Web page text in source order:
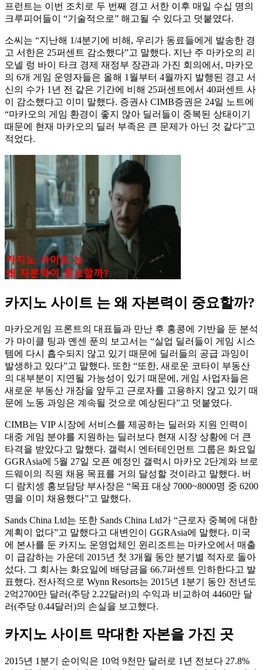
프런트는 이번 조치로 두 번째 경고 서한 이후 매일 수십 명의
크루피어들이 “기술적으로” 해고될 수 있다고 덧붙였다.
소씨는 “지난해 1/4분기에 비해, 우리가 동료들에게 발송한 경
고 서한은 25퍼센트 감소했다”고 말했다. 지난 주 마카오의 리
오넬 렁 바이 타크 경제 재정부 장관과 가진 회의에서, 마카오
의 6개 게임 운영자들은 올해 1월부터 4월까지 발행된 경고 서
신의 수가 1년 전 같은 기간에 비해 25퍼센트에서 40퍼센트 사
이 감소했다고 이미 말했다. 증권사 CIMB증권은 24일 노트에
“마카오의 게임 환경이 좋지 않아 딜러들이 중복된 상태이기
때문에 현재 마카오의 딜러 부족은 큰 문제가 아닌 것 같다”고
적었다.
카지노 사이트 는 왜 자본력이 중요할까?
마카오게임 프론트의 대표들과 만난 후 홍콩에 기반을 둔 분석
가 마이클 팅과 옌센 푼의 보고서는 “실업 딜러들이 게임 시스
템에 다시 흡수되지 않고 있기 때문에 딜러들의 공급 과잉이
발생하고 있다”고 말했다. 또한 “또한, 새로운 코타이 부동산
의 대부분이 지연될 가능성이 있기 때문에, 게임 사업자들은
새로운 부동산 개장을 앞두고 근로자를 고용하지 않고 있기 때
문에 노동 과잉은 계속될 것으로 예상된다”고 덧붙였다.
CIMB는 VIP 시장에 서비스를 제공하는 딜러와 지원 인력이
대중 게임 분야를 지원하는 딜러보다 현재 시장 상황에 더 큰
타격을 받았다고 말했다. 갤럭시 엔터테인먼트 그룹은 화요일
GGRAsia에 5월 27일 오픈 예정인 갤럭시 마카오 2단계와 브로
드웨이의 직원 채용 목표를 거의 달성할 것이라고 말했다. 버
디 람치셍 홍보담당 부사장은 “목표 대상 7000~8000명 중 6200
명을 이미 채용했다”고 말했다.
Sands China Ltd는 또한 Sands China Ltd가 “근로자 중복에 대한
계획이 없다”고 말했다고 대변인이 GGRAsia에 말했다. 미국
에 본사를 둔 카지노 운영업체인 윈리조트는 마카오에서 매출
이 급감하는 가운데 2015년 첫 3개월 동안 분기별 적자로 돌아
섰다. 그 회사는 화요일에 배당금을 66.7퍼센트 인하한다고 발
표했다. 전사적으로 Wynn Resorts는 2015년 1분기 동안 전년도
2억2700만 달러(주당 2.22달러)의 수익과 비교하여 4460만 달
러(주당 0.44달러)의 손실을 보고했다.
카지노 사이트 막대한 자본을 가진 곳
2015년 1분기 순이익은 10억 9천만 달러로 1년 전보다 27.8%